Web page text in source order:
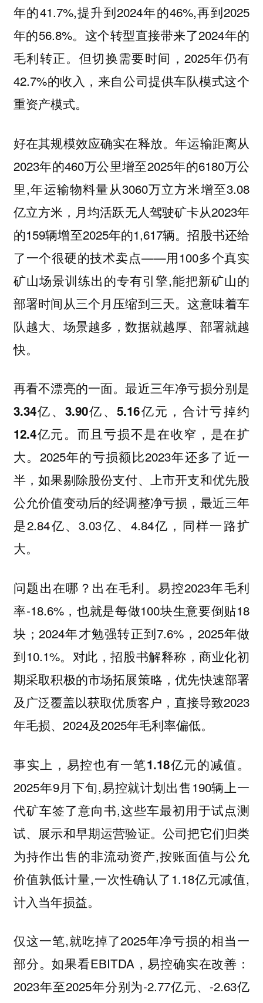
年的41.7%,提升到2024年的46%,再到2025
年的56.8%。这个转型直接带来了2024年的
毛利转正。但切换需要时间，2025年仍有
42.7%的收入，来自公司提供车队模式这个
重资产模式。
好在其规模效应确实在释放。年运输距离从
2023年的460万公里增至2025年的6180万公
里,年运输物料量从3060万立方米增至3.08
亿立方米，月均活跃无人驾驶矿卡从2023年
的159辆增至2025年的1,617辆。招股书还给
了一个很硬的技术卖点——用100多个真实
矿山场景训练出的专有引擎,能把新矿山的
部署时间从三个月压缩到三天。这意味着车
队越大、场景越多，数据就越厚、部署就越
快。
再看不漂亮的一面。最近三年净亏损分别是
3.34亿、3.90亿、5.16亿元，合计亏掉约
12.4亿元。而且亏损不是在收窄，是在扩
大。2025年的亏损额比2023年还多了近一
半，如果剔除股份支付、上市开支和优先股
公允价值变动后的经调整净亏损，最近三年
是2.84亿、3.03亿、4.84亿，同样一路扩
大。
问题出在哪？出在毛利。易控2023年毛利
率-18.6%，也就是每做100块生意要倒贴18
块；2024年才勉强转正到7.6%，2025年做
到10.1%。对此，招股书解释称，商业化初
期采取积极的市场拓展策略，优先快速部署
及广泛覆盖以获取优质客户，直接导致2023
年毛损、2024及2025年毛利率偏低。
事实上，易控也有一笔1.18亿元的减值。
2025年9月下旬,易控就计划出售190辆上一
代矿车签了意向书,这些车最初用于试点测
试、展示和早期运营验证。公司把它们归类
为持作出售的非流动资产,按账面值与公允
价值孰低计量,一次性确认了1.18亿元减值,
计入当年损益。
仅这一笔,就吃掉了2025年净亏损的相当一
部分。如果看EBITDA，易控确实在改善：
2023年至2025年分别为-2.77亿元、-2.63亿